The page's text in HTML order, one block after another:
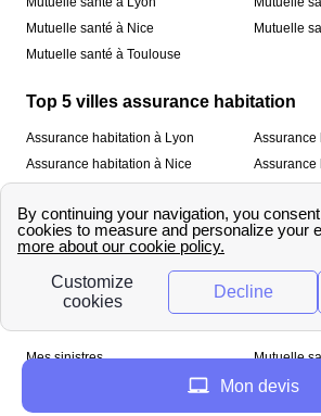
Mutuelle santé à Nice
Mutuelle santé à Toulouse
Mutuelle
Top 5 villes assurance habitation
Assurance habitation à Lyon
Assurance habitation à Nice
Assurance
Assurance
À propos
Qui sommes-nous ? Mentions
Mes sinistres
Mutuelle
Mon devis